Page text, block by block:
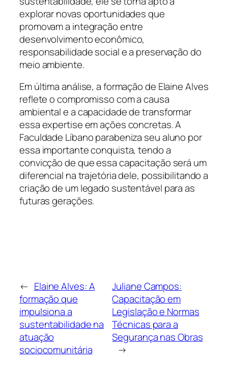
explorar novas oportunidades que
promovam a integração entre
desenvolvimento econômico,
responsabilidade social e a preservação do
meio ambiente.
Em última análise, a formação de Elaine Alves
reflete o compromisso com a causa
ambiental e a capacidade de transformar
essa expertise em ações concretas. A
Faculdade Líbano parabeniza seu aluno por
essa importante conquista, tendo a
convicção de que essa capacitação será um
diferencial na trajetória dele, possibilitando a
criação de um legado sustentável para as
futuras gerações.
← Elaine Alves: A
formação que
impulsiona a
sustentabilidade na
atuação
sociocomunitária
Juliane Campos:
Capacitação em
Legislação e Normas
Técnicas para a
Segurança nas Obras
→